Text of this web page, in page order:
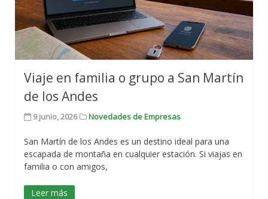
Viaje en familia o grupo a San Martín
de los Andes
9 junio, 2026 Novedades de Empresas
San Martín de los Andes es un destino ideal para una
escapada de montaña en cualquier estación. Si viajas en
familia o con amigos,
Leer más